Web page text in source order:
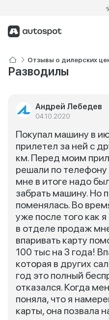
Отзывы о дилерских
Разводилы
Андрей Лебедев
04.10.2020
Покупал машину в
прилетел за ней с
км. Перед моим
решали по телефону
мне в итоге надо
забрать машину. Но
поменялась. Во
уже после того как
в отделе продаж
впаривать карту
100 тыс на 3 года!
которая в других
год это полный
отказался. Когда
поняла, что я
карты, она позвала